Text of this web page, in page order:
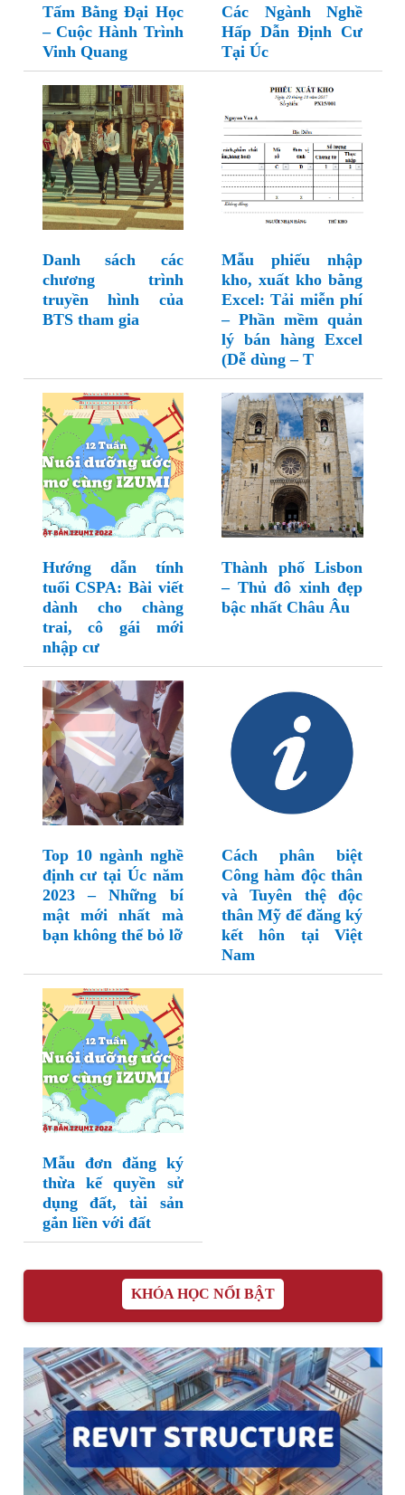
Tấm Bằng Đại Học
– Cuộc Hành Trình
Vinh Quang
Các Ngành Nghề
Hấp Dẫn Định Cư
Tại Úc
Danh sách các
chương trình
truyền hình của
BTS tham gia
Mẫu phiếu nhập
kho, xuất kho bằng
Excel: Tải miễn phí
– Phần mềm quản
lý bán hàng Excel
(Dễ dùng – T
Hướng dẫn tính
tuổi CSPA: Bài viết
dành cho chàng
trai, cô gái mới
nhập cư
Thành phố Lisbon
– Thủ đô xinh đẹp
bậc nhất Châu Âu
Top 10 ngành nghề
định cư tại Úc năm
2023 – Những bí
mật mới nhất mà
bạn không thể bỏ lỡ
Cách phân biệt
Công hàm độc thân
và Tuyên thệ độc
thân Mỹ để đăng ký
kết hôn tại Việt
Nam
Mẫu đơn đăng ký
thừa kế quyền sử
dụng đất, tài sản
gắn liền với đất
KHÓA HỌC NỔI BẬT